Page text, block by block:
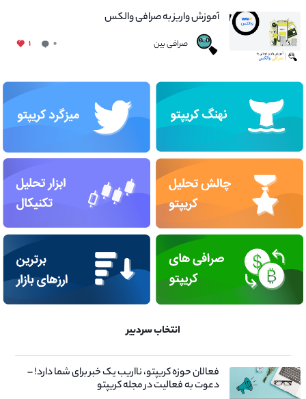
آموزش واریز به صرافی والکس
صرافی بین ۰ ۱
انتخاب سردبیر
فعالان حوزه کریپتو، نااریب یک خبر برای شما دارد! –
دعوت به فعالیت در مجله کریپتو